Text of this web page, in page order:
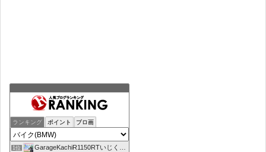
ランキング ポイント ブロ画
1位 GarageKachiR1150RTいじくり日記シーズン2